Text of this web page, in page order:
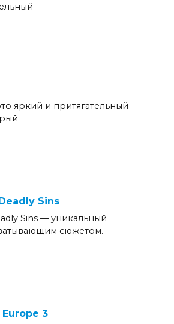
яркий и притягательный
Sins
Sins — уникальный
сюжетом.
3